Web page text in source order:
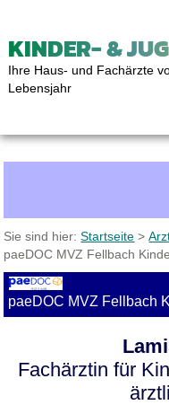
KINDER- &
Ihre Haus- und Fachärzte
Lebensjahr
Sie sind hier:Startseite >
paeDOC MVZ Fellbach
paeDOC MVZ Fellbach
Fachärztin für